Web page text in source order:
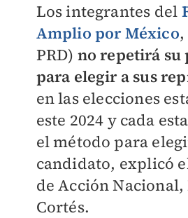
Los integrantes del
Amplio por México
PRD) no repetirá su
para elegir a sus
enlas elecciones
este 2024 y cada
el método para
candidato, explicó
de Acción
Cortés.